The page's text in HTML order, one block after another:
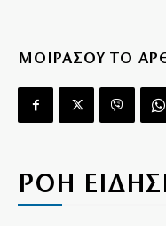
ΜΟΙΡΑΣΟΥ ΤΟ
ΡΟΗ